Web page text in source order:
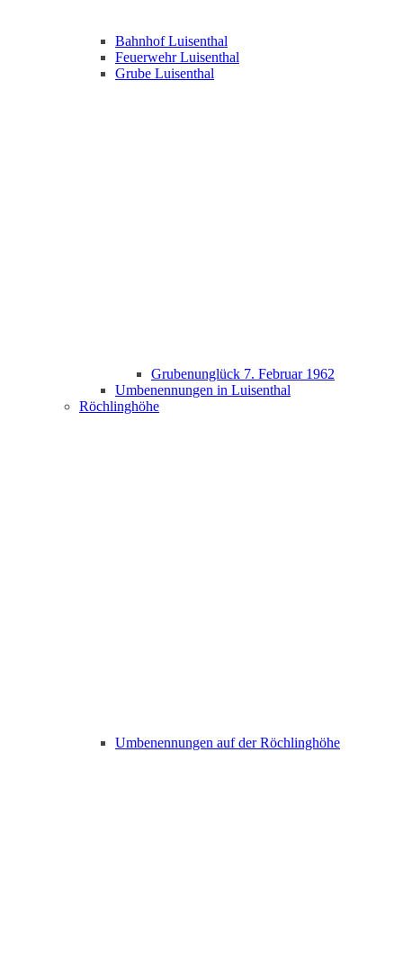
Bahnhof Luisenthal
Feuerwehr Luisenthal
Grube Luisenthal
Grubenunglück 7. Februar 1962
Umbenennungen in Luisenthal
Röchlinghöhe
Umbenennungen auf der Röchlinghöhe